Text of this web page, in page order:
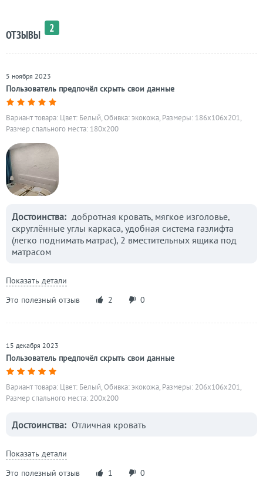
ОТЗЫВЫ
2
Пользователь предпочёл скрыть свои данные
5 ноября 2023
Вариант товара: Цвет: Белый, Обивка: экокожа, Размеры: 186x106x201,
Размер спального места: 180х200
Достоинства: добротная кровать, мягкое изголовье,
скруглённые углы каркаса, удобная система газлифта
(легко поднимать матрас), 2 вместительных ящика под
матрасом
Показать детали
Это полезный отзыв
2 0
Пользователь предпочёл скрыть свои данные
15 декабря 2023
Вариант товара: Цвет: Белый, Обивка: экокожа, Размеры: 206x106x201,
Размер спального места: 200х200
Достоинства: Отличная кровать
Показать детали
Это полезный отзыв
1 0